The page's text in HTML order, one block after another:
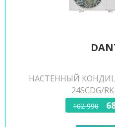
НАСТЕННЫЙ
24SCDG/
102 990